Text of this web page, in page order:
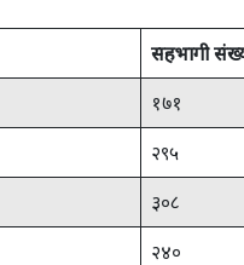
सहभागी
१७१
२९५
३०८
२४०